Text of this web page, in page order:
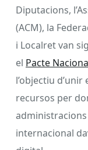
Diputacions,
(ACM), la
i Localret van
el Pacte
l’objectiu
recursos per
internacional